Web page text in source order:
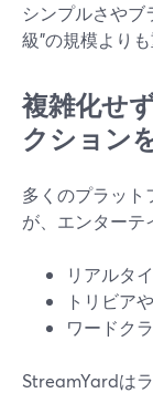
シンプルさやブ
級”の規模よりも
複雑化せ
クション
多くのプラット
が、エンターテ
リアルタ
トリビア
ワードク
StreamYardは